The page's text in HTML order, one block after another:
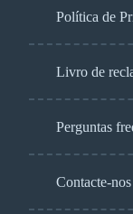
Política de
Livro de
Perguntas
Contacte-nos